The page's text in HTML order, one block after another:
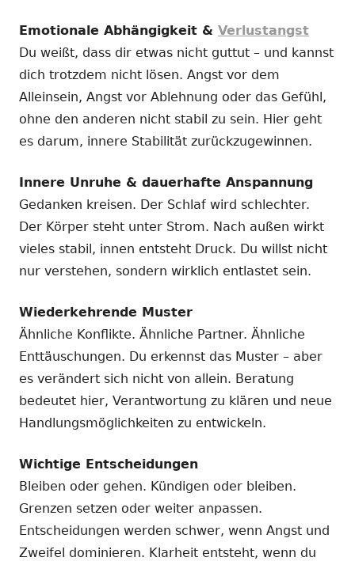
Emotionale Abhängigkeit & Verlustangst
Du weißt, dass dir etwas nicht guttut – und kannst
dich trotzdem nicht lösen. Angst vor dem
Alleinsein, Angst vor Ablehnung oder das Gefühl,
ohne den anderen nicht stabil zu sein. Hier geht
es darum, innere Stabilität zurückzugewinnen.
Innere Unruhe & dauerhafte Anspannung
Gedanken kreisen. Der Schlaf wird schlechter.
Der Körper steht unter Strom. Nach außen wirkt
vieles stabil, innen entsteht Druck. Du willst nicht
nur verstehen, sondern wirklich entlastet sein.
Wiederkehrende Muster
Ähnliche Konflikte. Ähnliche Partner. Ähnliche
Enttäuschungen. Du erkennst das Muster – aber
es verändert sich nicht von allein. Beratung
bedeutet hier, Verantwortung zu klären und neue
Handlungsmöglichkeiten zu entwickeln.
Wichtige Entscheidungen
Bleiben oder gehen. Kündigen oder bleiben.
Grenzen setzen oder weiter anpassen.
Entscheidungen werden schwer, wenn Angst und
Zweifel dominieren. Klarheit entsteht, wenn du